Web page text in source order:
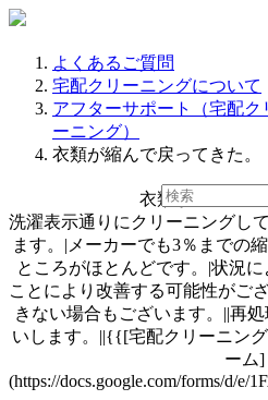
よくあるご質問
宅配クリーニングについて
アフターサポート（宅配ク
ーニング）
衣類が縮んで戻ってきた。
衣類が縮んで戻
洗濯表示通りにクリーニングし
ます。|メーカーでも3％までの
ところがほとんどです。|状況
ことにより改善する可能性がご
きない場合もございます。||再
いします。||{{[宅配クリーニン
ーム]
(https://docs.google.com/forms/d/